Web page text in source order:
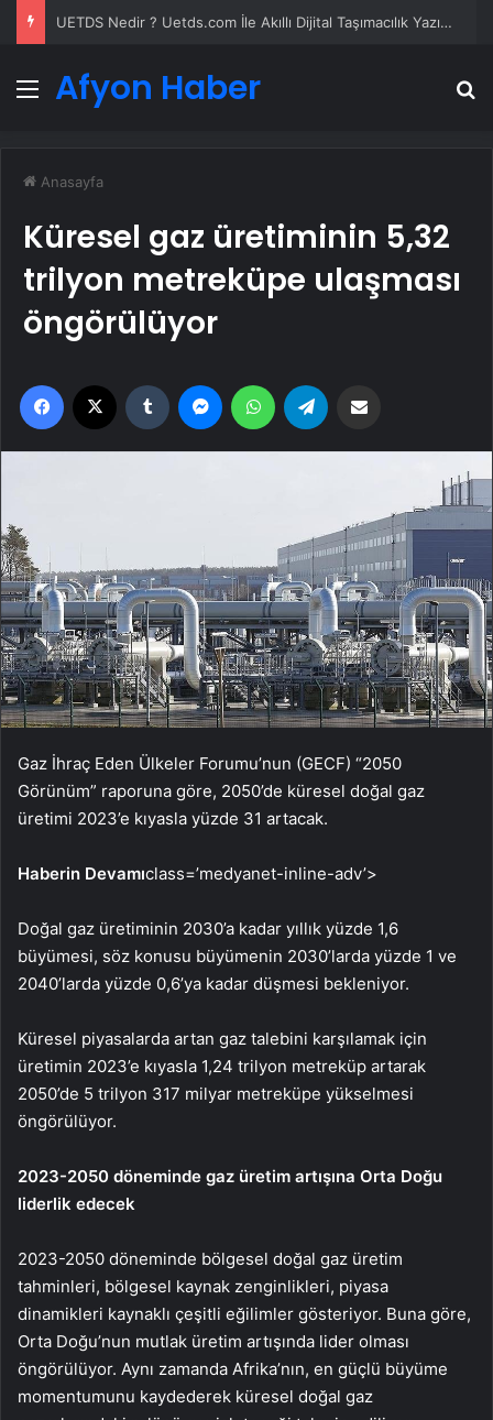
UETDS Nedir ? Uetds.com İle Akıllı Dijital Taşımacılık Yazılımı
Menü
Afyon Haber
Anasayfa
Küresel gaz üretiminin 5,32
trilyon metreküpe ulaşması
öngörülüyor
Facebook Tumblr MessengerWhatsApp
Gaz İhraç Eden Ülkeler Forumu’nun (GECF) “2050
Görünüm” raporuna göre, 2050’de küresel doğal gaz
üretimi 2023’e kıyasla yüzde 31 artacak.
Haberin Devamıclass=’medyanet-inline-adv’>
Doğal gaz üretiminin 2030’a kadar yıllık yüzde 1,6
büyümesi, söz konusu büyümenin 2030’larda yüzde 1 ve
2040’larda yüzde 0,6’ya kadar düşmesi bekleniyor.
Küresel piyasalarda artan gaz talebini karşılamak için
üretimin 2023’e kıyasla 1,24 trilyon metreküp artarak
2050’de 5 trilyon 317 milyar metreküpe yükselmesi
öngörülüyor.
2023-2050 döneminde gaz üretim artışına Orta Doğu
liderlik edecek
2023-2050 döneminde bölgesel doğal gaz üretim
tahminleri, bölgesel kaynak zenginlikleri, piyasa
dinamikleri kaynaklı çeşitli eğilimler gösteriyor. Buna göre,
Orta Doğu’nun mutlak üretim artışında lider olması
öngörülüyor. Aynı zamanda Afrika’nın, en güçlü büyüme
momentumunu kaydederek küresel doğal gaz